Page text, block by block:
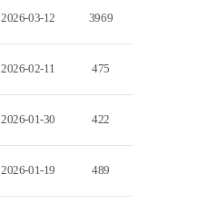
2026-03-12 3969
2026-02-11 475
2026-01-30 422
2026-01-19 489